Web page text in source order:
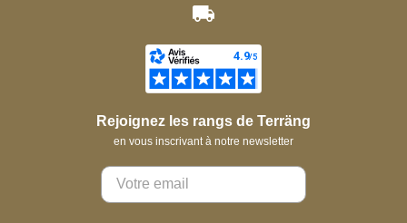
Rejoignez les rangs de Terräng
en vous inscrivant à notre newsletter